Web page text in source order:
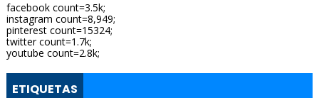
facebook count=3.5k;
instagram count=8,949;
pinterest count=15324;
twitter count=1.7k;
youtube count=2.8k;
ETIQUETAS